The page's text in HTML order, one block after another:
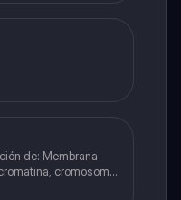
cromosoma